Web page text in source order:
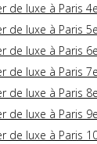
de luxe à Paris 4e
de luxe à Paris 5e
de luxe à Paris 6e
de luxe à Paris 7e
de luxe à Paris 8e
de luxe à Paris 9e
de luxe à Paris